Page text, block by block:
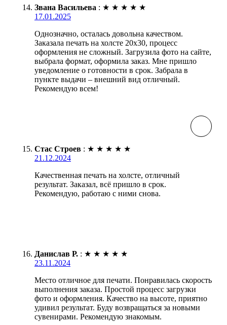
Звана Васильева : ★ ★ ★ ★ ★
17.01.2025
Однозначно, осталась довольна качеством.
Заказала печать на холсте 20х30, процесс
оформления не сложный. Загрузила фото на сайте,
выбрала формат, оформила заказ. Мне пришло
уведомление о готовности в срок. Забрала в
пункте выдачи – внешний вид отличный.
Рекомендую всем!
Стас Строев : ★ ★ ★ ★ ★
21.12.2024
Качественная печать на холсте, отличный
результат. Заказал, всё пришло в срок.
Рекомендую, работаю с ними снова.
Данислав Р. : ★ ★ ★ ★ ★
23.11.2024
Место отличное для печати. Понравилась скорость
выполнения заказа. Простой процесс загрузки
фото и оформления. Качество на высоте, приятно
удивил результат. Буду возвращаться за новыми
сувенирами. Рекомендую знакомым.